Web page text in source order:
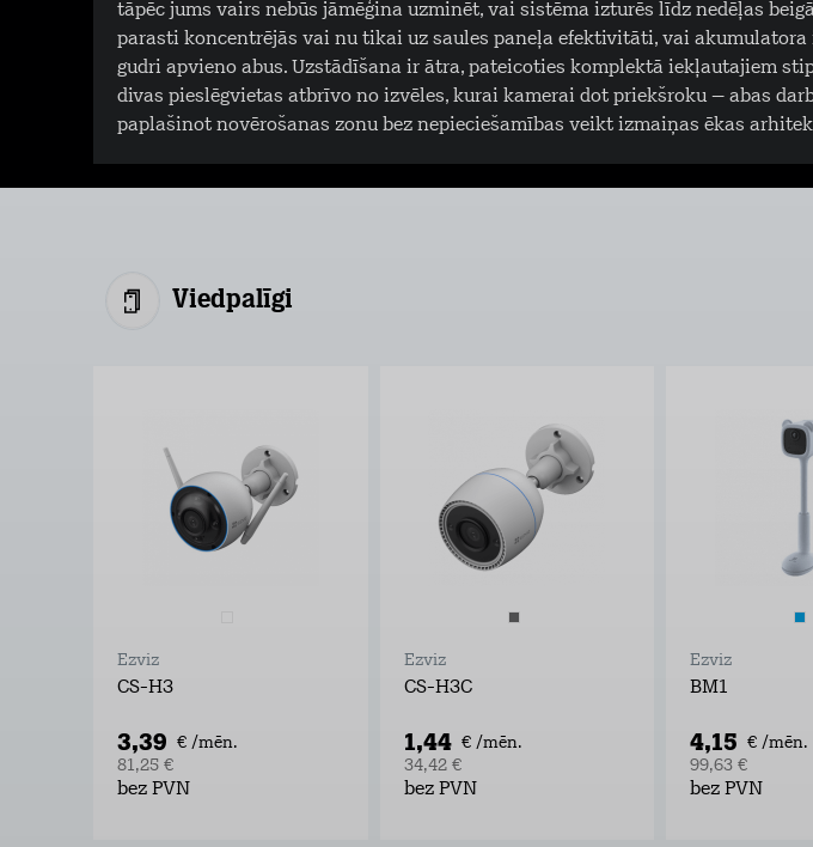
tāpēc jums vairs nebūs jāmēģina uzminēt, vai sistēma izturēs līdz nedēļas
parasti koncentrējās vai nu tikai uz saules paneļa efektivitāti, vai
gudri apvieno abus. Uzstādīšana ir ātra, pateicoties komplektā iekļautajiem
divas pieslēgvietas atbrīvo no izvēles, kurai kamerai dot priekšroku – abas
paplašinot novērošanas zonu bez nepieciešamības veikt izmaiņas ēkas
Viedpalīgi
Ezviz
CS-H3
3,39 € /mēn.
81,25 €
bez PVN
Ezviz
CS-H3C
1,44 € /mēn.
34,42 €
bez PVN
Ezviz
BM1
4,15
€ /mēn.
99,63 €
bez PVN